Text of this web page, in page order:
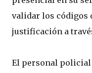
validar los códigos
justificación a
El personal policial